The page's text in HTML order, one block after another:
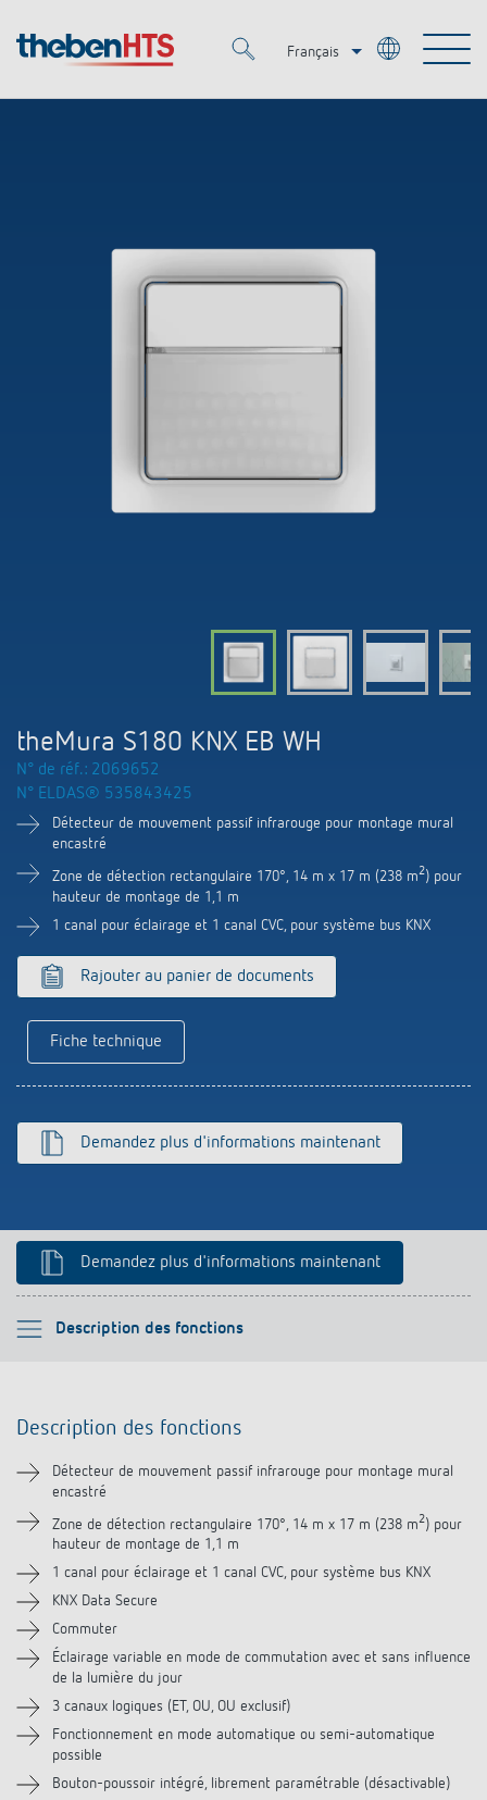
Français
Deutsch
Spots LED
Contrôle du temps et de la lumière
Les capteurs de CO2
Régulation de la température
Références
Application de Theben
Télérupteur impulsionnel OKTO de Theben
Médiathèque
Catalogues et prospectus
Salons professionnels
Exposition, présentation et formation
Durabilité
Carrières chez ThebenHTS
Associations
Environnement
Design
Historique
Conseiller de vente dans votre région
Distribution dans le monde
Itineraire
Newsletter
theMura S180 KNX EB WH
N° de réf.: 2069652
N° ELDAS® 535843425
Détecteur de mouvement passif infrarouge pour montage mural
encastré
Zone de détection rectangulaire 170°, 14 m x 17 m (238 m2) pour
hauteur de montage de 1,1 m
1 canal pour éclairage et 1 canal CVC, pour système bus KNX
Rajouter au panier de documents
Fiche technique
Demandez plus d'informations maintenant
Demandez plus d'informations maintenant
Description des fonctions
Veuillez sélectionner
Informations techniques
Téléchargements
Accessoires
Produits similaires
Description des fonctions
Détecteur de mouvement passif infrarouge pour montage mural
encastré
Zone de détection rectangulaire 170°, 14 m x 17 m (238 m2) pour
hauteur de montage de 1,1 m
1 canal pour éclairage et 1 canal CVC, pour système bus KNX
KNX Data Secure
Commuter
Éclairage variable en mode de commutation avec et sans influence
de la lumière du jour
3 canaux logiques (ET, OU, OU exclusif)
Fonctionnement en mode automatique ou semi-automatique
possible
Bouton-poussoir intégré, librement paramétrable (désactivable)